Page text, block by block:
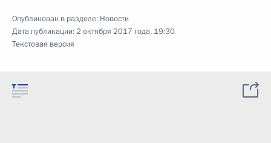
Опубликован в разделе: Новости
Дата публикации:2 октября 2017 года, 19:30
Текстовая версия